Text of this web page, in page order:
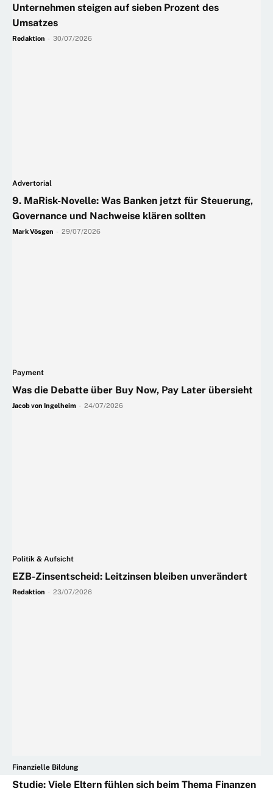
Unternehmen steigen auf sieben Prozent des
Umsatzes
Redaktion 30/07/2026
Advertorial
9. MaRisk-Novelle: Was Banken jetzt für Steuerung,
Governance und Nachweise klären sollten
Mark Vösgen 29/07/2026
Payment
Was die Debatte über Buy Now, Pay Later übersieht
Jacob von Ingelheim 24/07/2026
Politik & Aufsicht
EZB-Zinsentscheid: Leitzinsen bleiben unverändert
Redaktion 23/07/2026
Finanzielle Bildung
Studie: Viele Eltern fühlen sich beim Thema Finanzen